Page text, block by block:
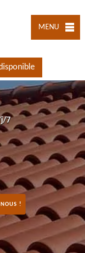
MENU
7
NOUS !